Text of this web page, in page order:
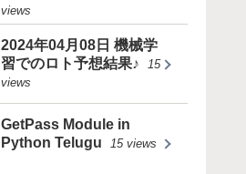
views
2024年04月08日 機械学
習でのロト予想結果♪
15
views
GetPass Module in
Python Telugu
15 views